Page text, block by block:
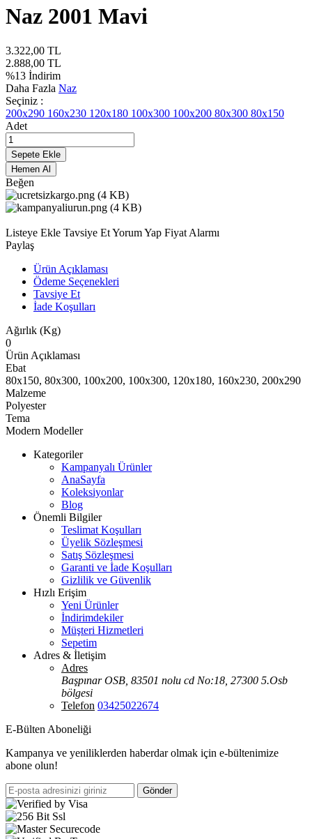
Naz 2001 Mavi
3.322,00 TL
2.888,00 TL
%13 İndirim
Daha Fazla Naz
Seçiniz :
200x290 160x230 120x180 100x300 100x200 80x300 80x150
Adet
Sepete Ekle
Hemen Al
Beğen
Listeye Ekle Tavsiye EtYorum Yap Fiyat Alarmı
Paylaş
Ürün Açıklaması
Ödeme Seçenekleri
Tavsiye Et
İade Koşulları
Ağırlık (Kg)
0
Ürün Açıklaması
Ebat
80x150, 80x300, 100x200, 100x300, 120x180, 160x230, 200x290
Malzeme
Polyester
Tema
Modern Modeller
Kategoriler
Kampanyalı Ürünler
AnaSayfa
Koleksiyonlar
Blog
Önemli Bilgiler
Teslimat Koşulları
Üyelik Sözleşmesi
Satış Sözleşmesi
Garanti ve İade Koşulları
Gizlilik ve Güvenlik
Hızlı Erişim
Yeni Ürünler
İndirimdekiler
Müşteri Hizmetleri
Sepetim
Adres & İletişim
Adres
Başpınar OSB, 83501 nolu cd No:18, 27300 5.Osb
bölgesi
Telefon 03425022674
E-Bülten Aboneliği
Kampanya ve yeniliklerden haberdar olmak için e-bültenimize
abone olun!
Gönder